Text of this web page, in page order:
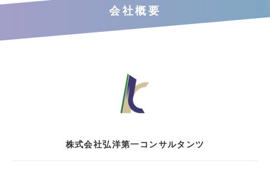
会社概要
株式会社弘洋第一コンサルタンツ